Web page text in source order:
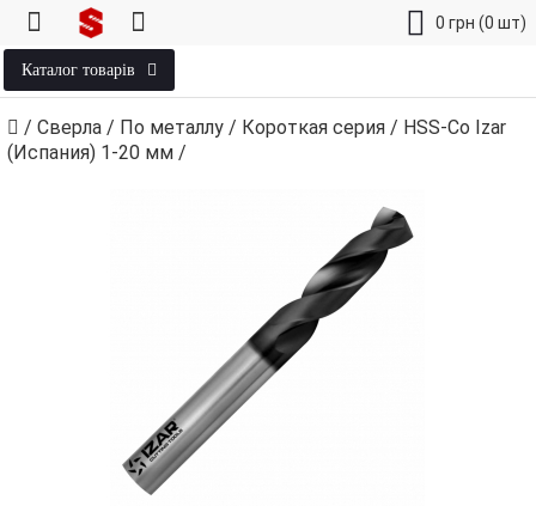
0 грн (0 шт)
Каталог товарів
/ Сверла / По металлу / Короткая серия / HSS-Co Izar
(Испания) 1‑20 мм /